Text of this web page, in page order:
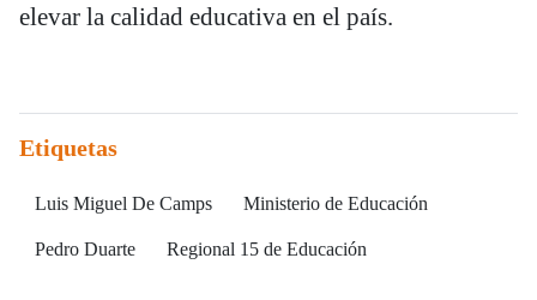
elevar la calidad educativa en el país.
Etiquetas
Luis Miguel De Camps Ministerio de Educación
Pedro Duarte Regional 15 de Educación